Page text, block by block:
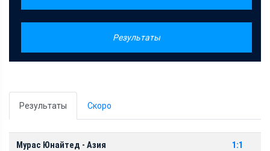
Результаты
Результаты Скоро
Мурас Юнайтед - Азия 1:1